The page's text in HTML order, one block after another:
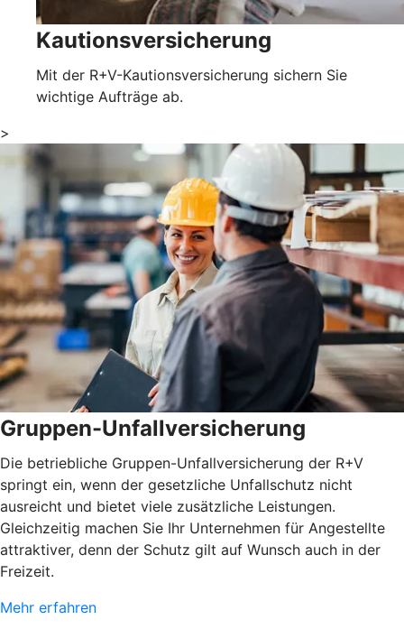
Kautionsversicherung
Mit der R+V-Kautionsversicherung sichern Sie
wichtige Aufträge ab.
>
Gruppen-Unfallversicherung
Die betriebliche Gruppen-Unfallversicherung der R+V
springt ein, wenn der gesetzliche Unfallschutz nicht
ausreicht und bietet viele zusätzliche Leistungen.
Gleichzeitig machen Sie Ihr Unternehmen für Angestellte
attraktiver, denn der Schutz gilt auf Wunsch auch in der
Freizeit.
Mehr erfahren